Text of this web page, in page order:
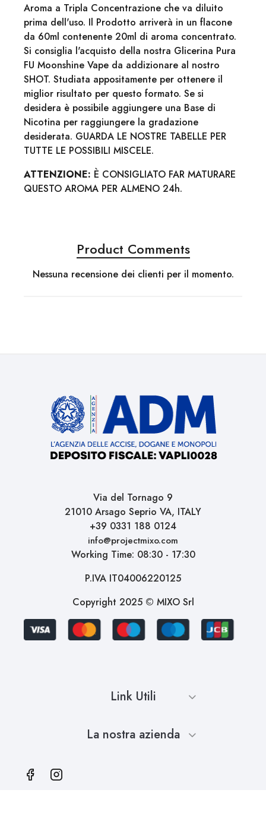
Aroma a Tripla Concentrazione che va diluito
prima dell'uso. Il Prodotto arriverà in un flacone
da 60ml contenente 20ml di aroma concentrato.
Si consiglia l'acquisto della nostra Glicerina Pura
FU Moonshine Vape da addizionare al nostro
SHOT. Studiata appositamente per ottenere il
miglior risultato per questo formato. Se si
desidera è possibile aggiungere una Base di
Nicotina per raggiungere la gradazione
desiderata. GUARDA LE NOSTRE TABELLE PER
TUTTE LE POSSIBILI MISCELE.
ATTENZIONE: È CONSIGLIATO FAR MATURARE
QUESTO AROMA PER ALMENO 24h.
Product Comments
Nessuna recensione dei clienti per il momento.
Via del Tornago 9
21010 Arsago Seprio VA, ITALY
+39 0331 188 0124
info@projectmixo.com
Working Time: 08:30 - 17:30
P.IVA IT04006220125
Copyright 2025 © MIXO Srl
Link Utili
La nostra azienda